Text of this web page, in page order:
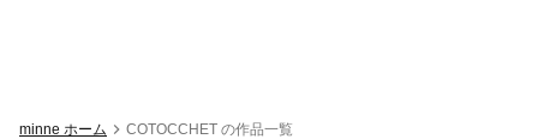
minne ホーム COTOCCHET の作品一覧